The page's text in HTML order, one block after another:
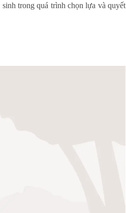
trong quá trình chọn lựa và quyết